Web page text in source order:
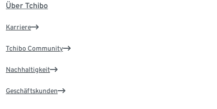
Über Tchibo
Karriere
Tchibo Community
Nachhaltigkeit
Geschäftskunden